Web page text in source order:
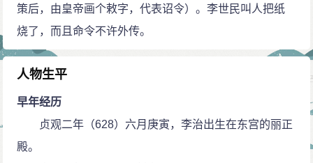
策后，由皇帝画个敕字，代表诏令）。李世民叫人把纸
烧了，而且命令不许外传。
人物生平
早年经历
贞观二年（628）六月庚寅，李治出生在东宫的丽正
殿。